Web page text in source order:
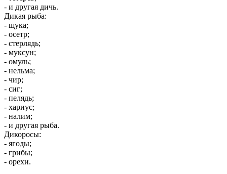
- и другая дичь.
Дикая рыба:
- щука;
- осетр;
- стерлядь;
- муксун;
- омуль;
- нельма;
- чир;
- сиг;
- пелядь;
- хариус;
- налим;
- и другая рыба.
Дикоросы:
- ягоды;
- грибы;
- орехи.